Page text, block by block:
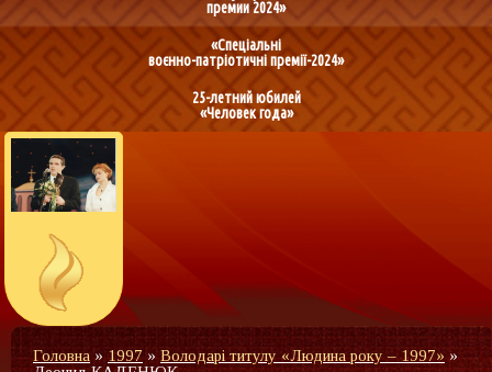
премии 2024»
«Спеціальні
воєнно-патріотичні премії-2024»
25-летний юбилей
«Человек года»
Головна »1997»Володарі титулу «Людина року – 1997» »